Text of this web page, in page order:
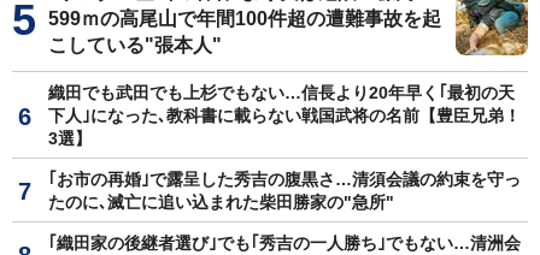
599ｍの高尾山で年間100件超の遭難事故を起
こしている"張本人"
織田でも武田でも上杉でもない…信長より20年早く｢最初の天
下人｣になった､教科書に載らない戦国武将の名前【豊臣兄弟！
3選】
｢お市の再婚｣で露呈した秀吉の腹黒さ…清須会議の約束を守っ
たのに､滅亡に追い込まれた柴田勝家の"急所"
｢織田家の後継者選び｣でも｢秀吉の一人勝ち｣でもない…清洲会